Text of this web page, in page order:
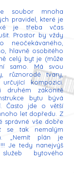
soubor mnoha
pravidel, které je
je třeba včas
Prostor by vždy
neočekávaného,
hlavně osobitého
celý byt je (může
samo. Má svou
různorodé tvary,
kompozici.
zákonitě
bytu bývá
Často jde o větší
let dopředu. Z
správné vše dobře
se tak nemalým
„Nemít plán je
Je tedy nanejvýš
bytového